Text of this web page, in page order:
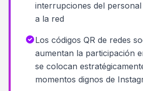
interrupciones del
a la red
Los códigos QR de redes
aumentan la participación
se colocan
momentos dignos de